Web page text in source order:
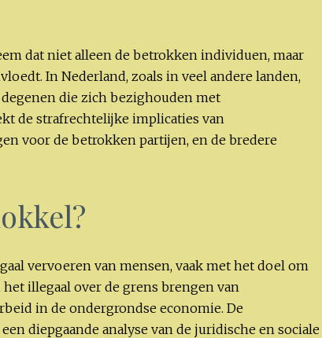
dat niet alleen de betrokken individuen, maar
In Nederland, zoals in veel andere landen,
die zich bezighouden met
de strafrechtelijke implicaties van
voor de betrokken partijen, en de bredere
vervoeren van mensen, vaak met het doel om
illegaal over de grens brengen van
in de ondergrondse economie. De
diepgaande analyse van de juridische en sociale